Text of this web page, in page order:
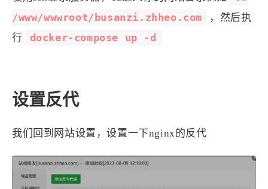
/www/wwwroot/busanzi.zhheo.com
，然后执
行
docker-compose up -d
设置反代
我们回到网站设置，设置一下nginx的反代